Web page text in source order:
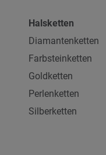
Halsketten
Diamantenketten
Farbsteinketten
Goldketten
Perlenketten
Silberketten